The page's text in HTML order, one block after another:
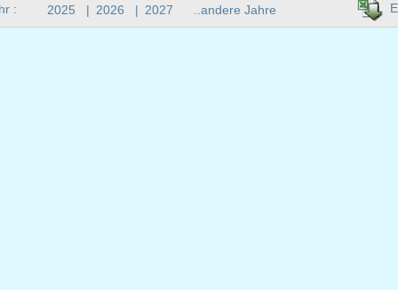
: 2025 | 2026 | 2027 ..andere Jahre